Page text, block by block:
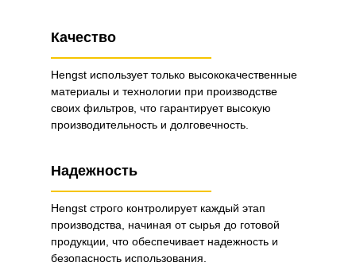
Качество
Надежность
Hengst использует только высококачественные
материалы и технологии при производстве
своих фильтров, что гарантирует высокую
производительность и долговечность.
Hengst строго контролирует каждый этап
производства, начиная от сырья до готовой
продукции, что обеспечивает надежность и
безопасность использования.